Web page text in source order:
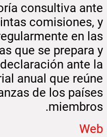
consultiva ante
comisiones, y
en las
que se prepara y
ante la
anual que reúne
de los países
miembros.
Web